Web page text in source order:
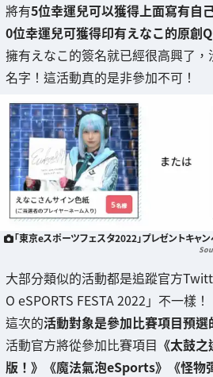
將有5位幸運兒可以獲得上面寫有自
0位幸運兒可獲得印有えなこ的原創
擁有えなこ的簽名就已經很高興了
名字！這活動真的是非參加不可！
「東京eスポーツフェスタ2022」プレゼントキャ
大部分類似的活動都是追蹤官方
O eSPORTS FESTA 2022」不一樣！
這次的活動對象是參加比賽項目預選
活動官方將從參加比賽項目 《太鼓
版！》《魔法氣泡eSports》《怪物